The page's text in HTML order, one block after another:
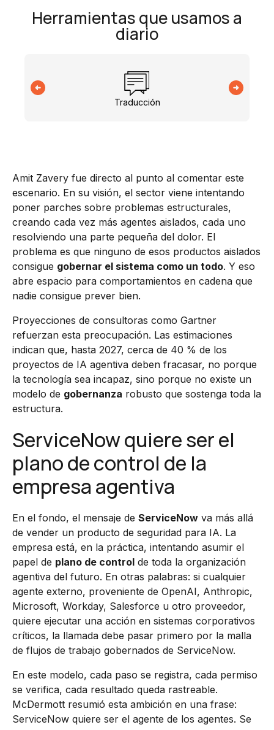
Herramientas que usamos a
diario
Traducción
Amit Zavery fue directo al punto al comentar este
escenario. En su visión, el sector viene intentando
poner parches sobre problemas estructurales,
creando cada vez más agentes aislados, cada uno
resolviendo una parte pequeña del dolor. El
problema es que ninguno de esos productos aislados
consigue gobernar el sistema como un todo. Y eso
abre espacio para comportamientos en cadena que
nadie consigue prever bien.
Proyecciones de consultoras como Gartner
refuerzan esta preocupación. Las estimaciones
indican que, hasta 2027, cerca de 40 % de los
proyectos de IA agentiva deben fracasar, no porque
la tecnología sea incapaz, sino porque no existe un
modelo de gobernanza robusto que sostenga toda la
estructura.
ServiceNow quiere ser el
plano de control de la
empresa agentiva
En el fondo, el mensaje de ServiceNow va más allá
de vender un producto de seguridad para IA. La
empresa está, en la práctica, intentando asumir el
papel de plano de control de toda la organización
agentiva del futuro. En otras palabras: si cualquier
agente externo, proveniente de OpenAI, Anthropic,
Microsoft, Workday, Salesforce u otro proveedor,
quiere ejecutar una acción en sistemas corporativos
críticos, la llamada debe pasar primero por la malla
de flujos de trabajo gobernados de ServiceNow.
En este modelo, cada paso se registra, cada permiso
se verifica, cada resultado queda rastreable.
McDermott resumió esta ambición en una frase:
ServiceNow quiere ser el agente de los agentes. Se